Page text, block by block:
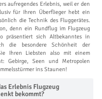
aufregendes Erlebnis, weil er den
für Ihren Überflieger hebt ein
die Technik des Fluggerätes.
denn ein Rundflug im Flugzeug
präsentiert sich Altbekanntes in
die besondere Schönheit der
Ihren Liebsten also mit einem
Gebirge, Seen und Metropolen
ins Staunen!
Erlebnis Flugzeug
bekommt?